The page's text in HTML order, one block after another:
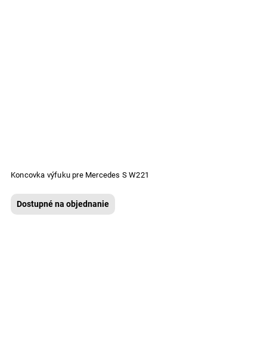
Koncovka výfuku pre Mercedes S W221
Dostupné na objednanie